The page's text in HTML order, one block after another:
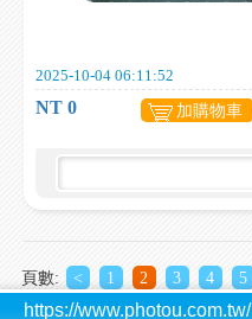
2025-10-04 06:11:52
NT 0 加購物車
頁數: < 1 2 3 4 5
https://www.photou.com.tw/